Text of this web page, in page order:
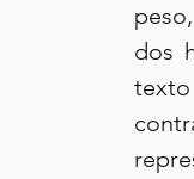
dos